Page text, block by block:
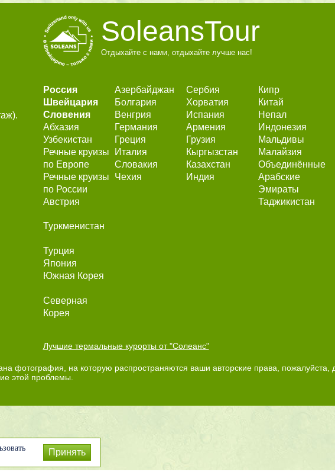
SoleansTour
Отдыхайте с нами, отдыхайте лучше нас!
Россия
Швейцария
Словения
Абхазия
Узбекистан
Речные круизы
по Европе
Речные круизы
по России
Австрия
Азербайджан
Болгария
Венгрия
Германия
Греция
Италия
Словакия
Чехия
Сербия
Хорватия
Испания
Армения
Грузия
Кыргызстан
Казахстан
Индия
Кипр
Китай
Непал
Индонезия
Мальдивы
Малайзия
Объединённые
Арабские
Эмираты
Таджикистан
Туркменистан
Турция
Япония
Южная Корея
Северная
Корея
Лучшие термальные курорты от "Солеанс"
фотография, на которую распространяются ваши авторские права,
этой проблемы.
Принять